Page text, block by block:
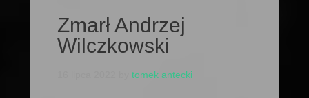
Zmarł Andrzej
Wilczkowski
tomek antecki